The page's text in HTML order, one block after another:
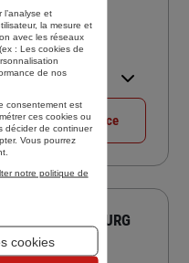
et 14:00 -
Voir la fiche agence
BOURG
et
la mesure et
avec les réseaux
: Les cookies de
de nos
consentement est
ces cookies ou
décider de continuer
Vous pourrez
notre politique de
cookies